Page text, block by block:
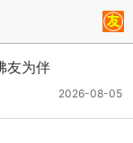
友为伴
2026-08-05